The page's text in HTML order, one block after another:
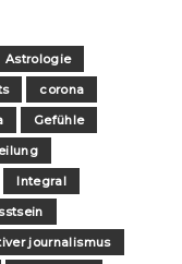
Astrologie
corona
Gefühle
Integral
journalismus